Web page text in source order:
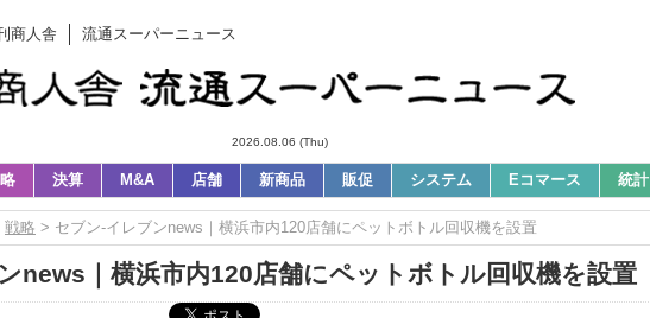
商人舎 流通スーパーニュース
2026.08.06 (Thu)
決算 M&A 店舗 新商品 販促 システム Eコマース 統計
戦略 > セブン-イレブンnews｜横浜市内120店舗にペットボトル回収機を設置
news｜横浜市内120店舗にペットボトル回収機を設置